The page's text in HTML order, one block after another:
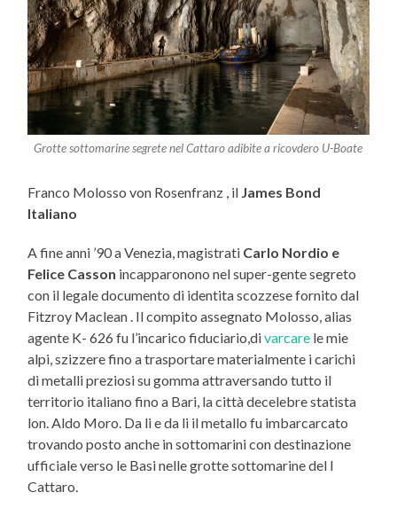
Grotte sottomarine segrete nel Cattaro adibite a ricovdero U-Boate
Franco Molosso von Rosenfranz , il James Bond
Italiano
A fine anni ’90 a Venezia, magistrati Carlo Nordio e
Felice Casson incapparonono nel super-gente segreto
con il legale documento di identita scozzese fornito dal
Fitzroy Maclean . Il compito assegnato Molosso, alias
agente K- 626 fu l’incarico fiduciario,divarcare le mie
alpi, szizzere fino a trasportare materialmente i carichi
di metalli preziosi su gomma attraversando tutto il
territorio italiano fino a Bari, la città decelebre statista
lon. Aldo Moro. Da li e da li il metallo fu imbarcarcato
trovando posto anche in sottomarini con destinazione
ufficiale verso le Basi nelle grotte sottomarine del l
Cattaro.